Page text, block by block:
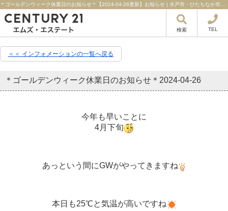
検索 TEL
＜＜ インフォメーションの一覧へ戻る
＊ゴールデンウィーク休業日のお知らせ＊ 2024-04-26
今年も早いことに
4月下旬
あっという間にGWがやってきますね
本日も25℃と気温が高いですね